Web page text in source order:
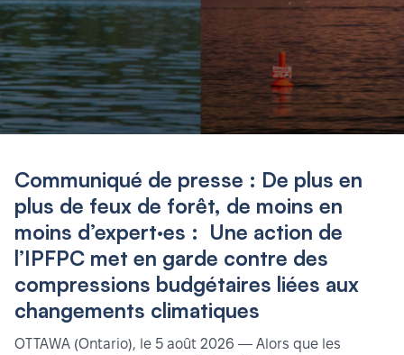
Communiqué de presse : De plus en
plus de feux de forêt, de moins en
moins d’expert·es : Une action de
l’IPFPC met en garde contre des
compressions budgétaires liées aux
changements climatiques
OTTAWA (Ontario), le 5 août 2026 — Alors que les